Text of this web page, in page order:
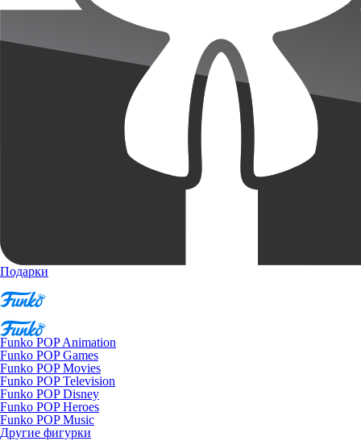
Подарки
Funko POP Animation
Funko POP Games
Funko POP Movies
Funko POP Television
Funko POP Disney
Funko POP Heroes
Funko POP Music
Другие фигурки